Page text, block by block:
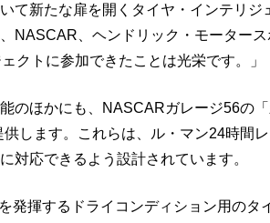
て新たな扉を開くタイヤ・インテリジ
NASCAR、ヘンドリック・モーター
クトに参加できたことは光栄です。」
のほかにも、NASCARガレージ56の
します。これらは、ル・マン24時間レ
対応できるよう設計されています。
揮するドライコンディション用のタ